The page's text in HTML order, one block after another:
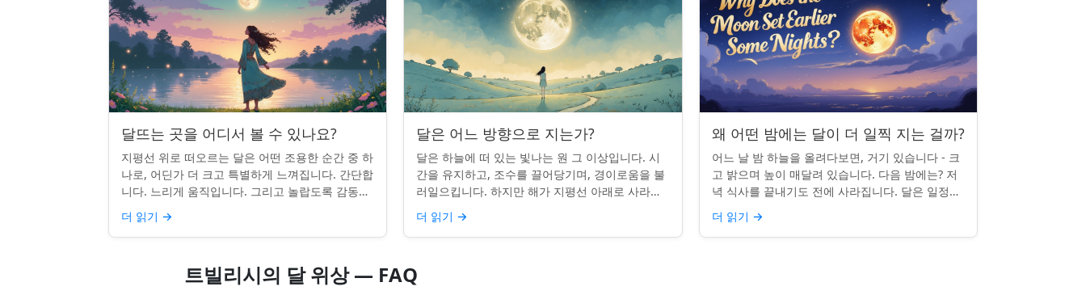
달뜨는 곳을 어디서 볼 수 있나요?
지평선 위로 떠오르는 달은 어떤 조용한 순간 중 하
나로, 어딘가 더 크고 특별하게 느껴집니다. 간단합
니다. 느리게 움직입니다. 그리고 놀랍도록 감동적
입니다. 하지만 어디를 봐야 할지 모르면 잡기 쉽지
않을 수 있습니...
더 읽기 →
달은 어느 방향으로 지는가?
달은 하늘에 떠 있는 빛나는 원 그 이상입니다. 시
간을 유지하고, 조수를 끌어당기며, 경이로움을 불
러일으킵니다. 하지만 해가 지평선 아래로 사라질
때, 당신은 한 번쯤 멈춰서 물어본 적이 있나요: 그
곳은 어디일까? ...
더 읽기 →
왜 어떤 밤에는 달이 더 일찍 지는 걸까?
어느 날 밤 하늘을 올려다보면, 거기 있습니다 - 크
고 밝으며 높이 매달려 있습니다. 다음 밤에는? 저
녁 식사를 끝내기도 전에 사라집니다. 달은 일정한
취침 시간을 지키지 않으며, 그럴 만한 좋은 이유가
있습니다. ...
더 읽기 →
트빌리시의 달 위상 — FAQ